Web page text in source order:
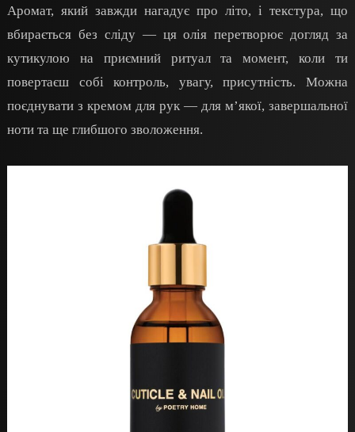
Аромат, який завжди нагадує про літо, і текстура, що
вбирається без сліду — ця олія перетворює догляд за
кутикулою на приємний ритуал та момент, коли ти
повертаєш собі контроль, увагу, присутність. Можна
поєднувати з кремом для рук — для м’якої, завершальної
ноти та ще глибшого зволоження.